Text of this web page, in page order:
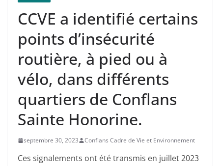
CCVE a identifié certains
points d’insécurité
routière, à pied ou à
vélo, dans différents
quartiers de Conflans
Sainte Honorine.
septembre 30, 2023 Conflans Cadre de Vie et Environnement
Ces signalements ont été transmis en juillet 2023